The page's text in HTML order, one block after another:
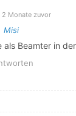
2 Monate zuvor
Misi
als Beamter in